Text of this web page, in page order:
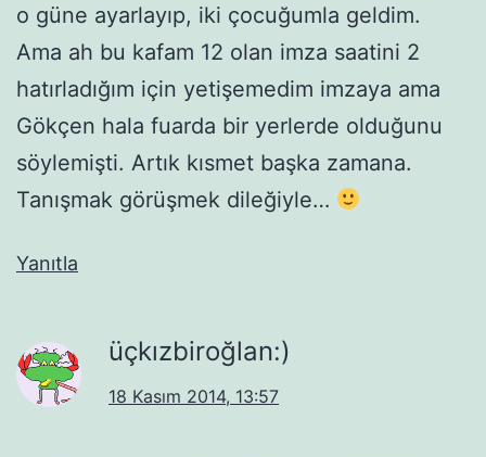
o güne ayarlayıp, iki çocuğumla geldim.
Ama ah bu kafam 12 olan imza saatini 2
hatırladığım için yetişemedim imzaya ama
Gökçen hala fuarda bir yerlerde olduğunu
söylemişti. Artık kısmet başka zamana.
Tanışmak görüşmek dileğiyle…
Yanıtla
üçkızbiroğlan:)
18 Kasım 2014, 13:57